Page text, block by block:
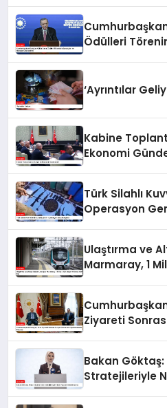
Ödülleri
‘Ayrıntılar
Kabine
Ekonomi
Türk Silahlı
Operasyon
Ulaştırma ve
Marmaray, 1
Ziyareti
Bakan
Stratejileriyle